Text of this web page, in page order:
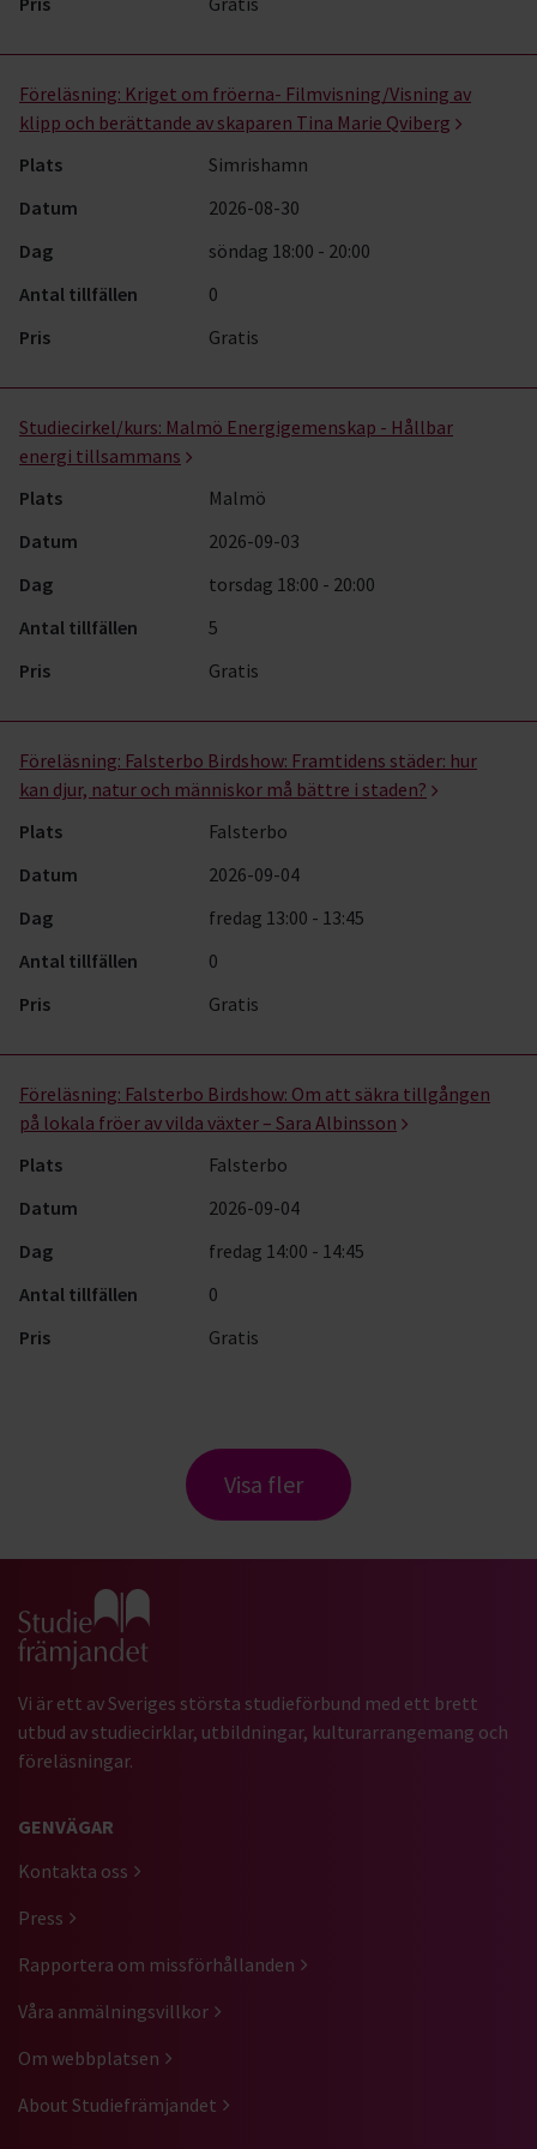
Föreläsning: Kriget om fröerna- Filmvisning/Visning av
klipp och berättande av skaparen Tina Marie Qviberg
Plats
Simrishamn
Datum
2026-08-30
Dag
söndag 18:00 - 20:00
Antal tillfällen
0
Pris
Gratis
Studiecirkel/kurs: Malmö Energigemenskap - Hållbar
energi tillsammans
Plats
Malmö
Datum
2026-09-03
Dag
torsdag 18:00 - 20:00
Antal tillfällen
5
Pris
Gratis
Föreläsning: Falsterbo Birdshow: Framtidens städer: hur
kan djur, natur och människor må bättre i staden?
Plats
Falsterbo
Datum
2026-09-04
Dag
fredag 13:00 - 13:45
Antal tillfällen
0
Pris
Gratis
Föreläsning: Falsterbo Birdshow: Om att säkra tillgången
på lokala fröer av vilda växter – Sara Albinsson
Plats
Falsterbo
Datum
2026-09-04
Dag
fredag 14:00 - 14:45
Antal tillfällen
0
Pris
Gratis
Visa fler
Gå till studiefrämjandets startsida
Vi är ett av Sveriges största studieförbund med ett brett
utbud av studiecirklar, utbildningar, kulturarrangemang och
föreläsningar.
GENVÄGAR
Kontakta oss
Press
Rapportera om missförhållanden
Våra anmälningsvillkor
Om webbplatsen
About Studiefrämjandet